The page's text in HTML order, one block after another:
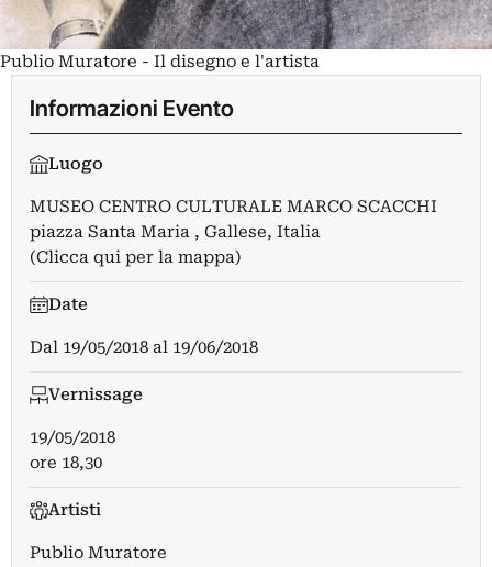
Publio Muratore - Il disegno e l'artista
Informazioni Evento
Luogo
MUSEO CENTRO CULTURALE MARCO SCACCHI
piazza Santa Maria , Gallese, Italia
(Clicca qui per la mappa)
Date
Dal 19/05/2018 al 19/06/2018
Vernissage
19/05/2018
ore 18,30
Artisti
Publio Muratore